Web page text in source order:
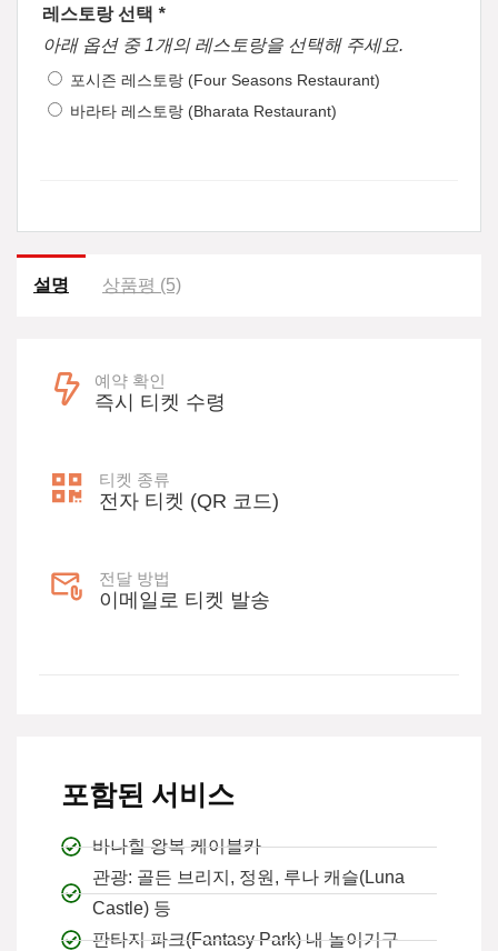
레스토랑 선택 *
아래 옵션 중 1개의 레스토랑을 선택해 주세요.
포시즌 레스토랑 (Four Seasons Restaurant)
바라타 레스토랑 (Bharata Restaurant)
설명 상품평 (5)
예약 확인
즉시 티켓 수령
티켓 종류
전자 티켓 (QR 코드)
전달 방법
이메일로 티켓 발송
포함된 서비스
바나힐 왕복 케이블카
관광: 골든 브리지, 정원, 루나 캐슬(Luna
Castle) 등
판타지 파크(Fantasy Park) 내 놀이기구